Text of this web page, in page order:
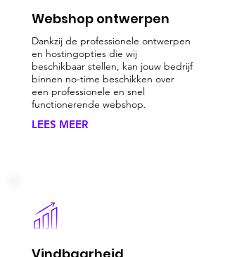
Webshop ontwerpen
Dankzij de professionele ontwerpen
en hostingopties die wij
beschikbaar stellen, kan jouw bedrijf
binnen no-time beschikken over
een professionele en snel
functionerende webshop.
LEES MEER